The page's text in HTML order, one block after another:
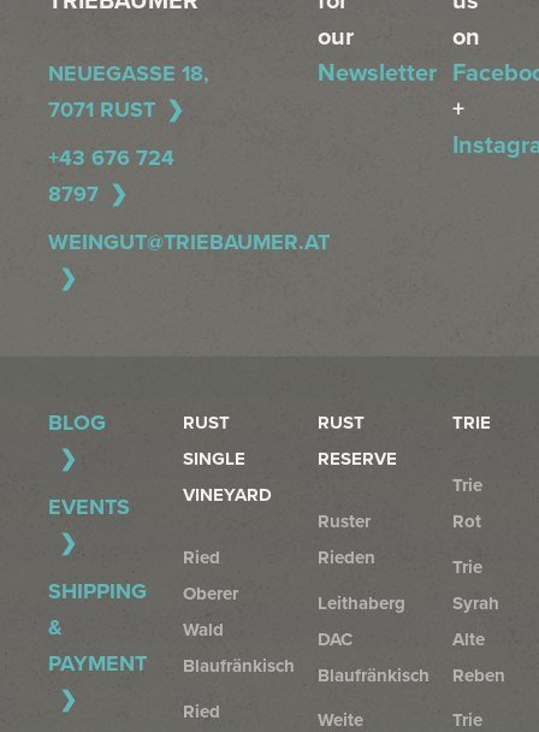
NEUEGASSE 18,
7071 RUST
+43 676 724
8797
WEINGUT@TRIEBAUMER.AT
our
Newsletter
on
+
BLOG
EVENTS
SHIPPING
&
PAYMENT
RUST
SINGLE
VINEYARD
Ried
Oberer
Wald
Blaufränkisch
Ried
RUST
RESERVE
Ruster
Rieden
Leithaberg
DAC
Blaufränkisch
Weite
TRIE
Trie
Rot
Trie
Syrah
Alte
Reben
Trie